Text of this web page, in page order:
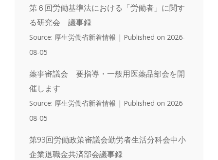
第６回労働基準法における「労働者」に関す
る研究会 議事録
Source: 厚生労働省新着情報
Published on 2026-
08-05
薬事審議会 要指導・一般用医薬品部会を開
催します
Source: 厚生労働省新着情報
Published on 2026-
08-05
第93回労働政策審議会勤労者生活分科会中小
企業退職金共済部会議事録